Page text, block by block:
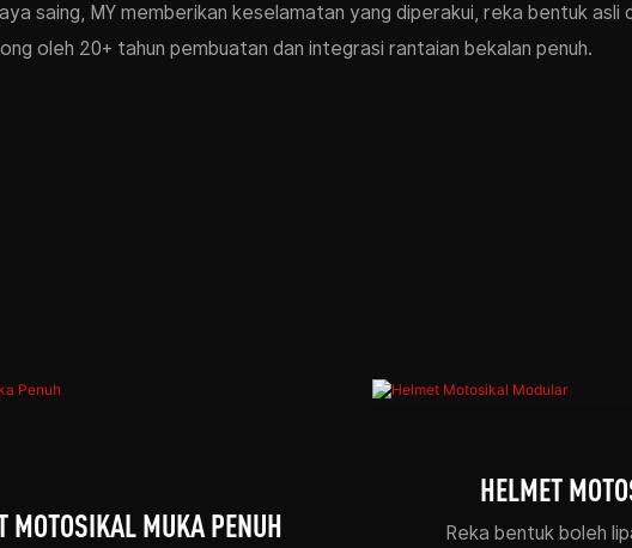
saing, MY memberikan keselamatan yang diperakui, reka bentuk asli
oleh 20+ tahun pembuatan dan integrasi rantaian bekalan penuh.
MOTOSIKAL MUKA PENUH
HELMET
Reka bentuk boleh